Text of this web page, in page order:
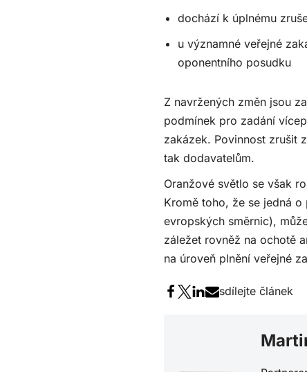
dochází k úplnému
u významné veřejné
oponentního posudku
Z navržených změn jsou
podmínek pro zadání
zakázek. Povinnost zrušit
tak dodavatelům.
Oranžové světlo se však
Kromě toho, že se jedná
evropských směrnic),
záležet rovněž na ochotě
na úroveň plnění veřejné
sdílejte článek